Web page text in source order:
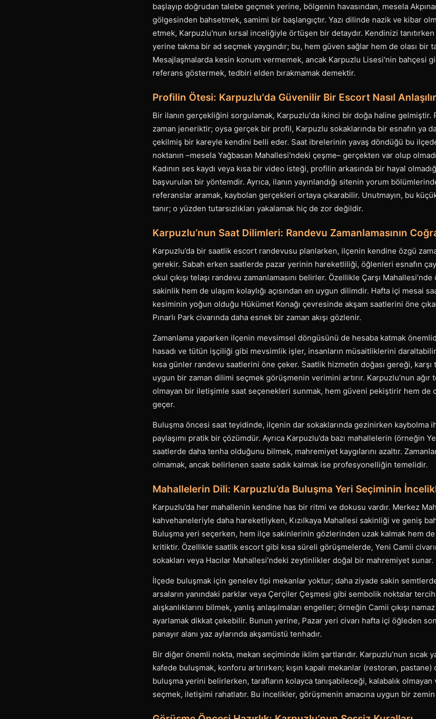
başlayıp doğrudan talebe geçmek yerine, bölgenin havasından, mesela
gölgesinden bahsetmek, samimi bir başlangıçtır. Yazı dilinde nazik ve kibar
etmek, Karpuzlu'nun kırsal inceliğiyle örtüşen bir detaydır. Kendinizi
yerine takma bir ad seçmek yaygındır; bu, hem güven sağlar hem de olası bir
Mesajlaşmalarda kesin konum vermemek, ancak Karpuzlu Lisesi'nin bahçesi
referans göstermek, tedbiri elden bırakmamak demektir.
Profilin Ötesi: Karpuzlu'da Güvenilir Bir Escort Nasıl
Bir ilanın gerçekliğini sorgulamak, Karpuzlu'da ikinci bir doğa haline gelmiştir.
zaman jeneriktir; oysa gerçek bir profil, Karpuzlu sokaklarında bir esnafın ya
çekilmiş bir kareyle kendini belli eder. Saat ibrelerinin yavaş döndüğü bu
noktanın –mesela Yağbasan Mahallesi'ndeki çeşme– gerçekten var olup
Kadının ses kaydı veya kısa bir video isteği, profilin arkasında bir hayal
başvurulan bir yöntemdir. Ayrıca, ilanın yayınlandığı sitenin yorum
referanslar aramak, kaybolan gerçekleri ortaya çıkarabilir. Unutmayın, bu
tanır; o yüzden tutarsızlıkları yakalamak hiç de zor değildir.
Karpuzlu’nun Saat Dilimleri: Randevu Zamanlamasının
Karpuzlu’da bir saatlik escort randevusu planlarken, ilçenin kendine özgü
gerekir. Sabah erken saatlerde pazar yerinin hareketliliği, öğlenleri esnafın
okul çıkışı telaşı randevu zamanlamasını belirler. Özellikle Çarşı
sakinlik hem de ulaşım kolaylığı açısından en uygun dilimdir. Hafta içi mesai
kesiminin yoğun olduğu Hükümet Konağı çevresinde akşam saatlerini öne
Pınarlı Park civarında daha esnek bir zaman akışı gözlenir.
Zamanlama yaparken ilçenin mevsimsel döngüsünü de hesaba katmak
hasadı ve tütün işçiliği gibi mevsimlik işler, insanların müsaitliklerini
kısa günler randevu saatlerini öne çeker. Saatlik hizmetin doğası gereği, karşı
uygun bir zaman dilimi seçmek görüşmenin verimini artırır. Karpuzlu’nun ağır
olmayan bir iletişimle saat seçenekleri sunmak, hem güveni pekiştirir hem de
geçer.
Buluşma öncesi saat teyidinde, ilçenin dar sokaklarında gezinirken kaybolma
paylaşımı pratik bir çözümdür. Ayrıca Karpuzlu’da bazı mahallelerin (örneğin
saatlerde daha tenha olduğunu bilmek, mahremiyet kaygılarını azaltır.
olmamak, ancak belirlenen saate sadık kalmak ise profesyonelliğin temelidir.
Mahallelerin Dili: Karpuzlu’da Buluşma Yeri Seçiminin
Karpuzlu’da her mahallenin kendine has bir ritmi ve dokusu vardır. Merkez
kahvehaneleriyle daha hareketliyken, Kızılkaya Mahallesi sakinliği ve geniş
Buluşma yeri seçerken, hem ilçe sakinlerinin gözlerinden uzak kalmak hem de
kritiktir. Özellikle saatlik escort gibi kısa süreli görüşmelerde, Yeni Camii
sokakları veya Hacılar Mahallesi’ndeki zeytinlikler doğal bir mahremiyet sunar.
İlçede buluşmak için genelev tipi mekanlar yoktur; daha ziyade sakin
arsaların yanındaki parklar veya Çerçiler Çeşmesi gibi sembolik noktalar
alışkanlıklarını bilmek, yanlış anlaşılmaları engeller; örneğin Camii çıkışı
ayarlamak dikkat çekebilir. Bunun yerine, Pazar yeri civarı hafta içi öğleden
panayır alanı yaz aylarında akşamüstü tenhadır.
Bir diğer önemli nokta, mekan seçiminde iklim şartlarıdır. Karpuzlu’nun sıcak
kafede buluşmak, konforu artırırken; kışın kapalı mekanlar (restoran,
buluşma yerini belirlerken, tarafların kolayca tanışabileceği, kalabalık
seçmek, iletişimi rahatlatır. Bu incelikler, görüşmenin amacına uygun bir zemin